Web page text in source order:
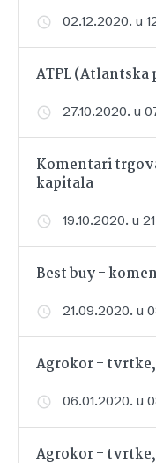
02.12.2020. u
ATPL (Atlantska
27.10.2020. u
Komentari
kapitala
19.10.2020. u
Best buy -
21.09.2020. u
Agrokor -
06.01.2020. u
Agrokor -